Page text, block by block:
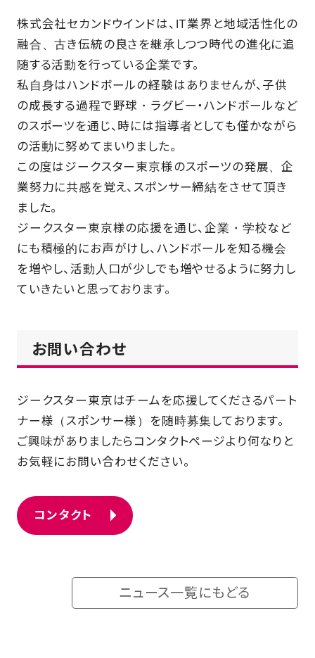
株式会社セカンドウインドは、IT業界と地域活性化の
融合、古き伝統の良さを継承しつつ時代の進化に追
随する活動を行っている企業です。
私自身はハンドボールの経験はありませんが、子供
の成長する過程で野球・ラグビー・ハンドボールなど
のスポーツを通じ、時には指導者としても僅かながら
の活動に努めてまいりました。
この度はジークスター東京様のスポーツの発展、企
業努力に共感を覚え、スポンサー締結をさせて頂き
ました。
ジークスター東京様の応援を通じ、企業・学校など
にも積極的にお声がけし、ハンドボールを知る機会
を増やし、活動人口が少しでも増やせるように努力し
ていきたいと思っております。
お問い合わせ
ジークスター東京はチームを応援してくださるパート
ナー様（スポンサー様）を随時募集しております。
ご興味がありましたらコンタクトページより何なりと
お気軽にお問い合わせください。
コンタクト
ニュース一覧にもどる